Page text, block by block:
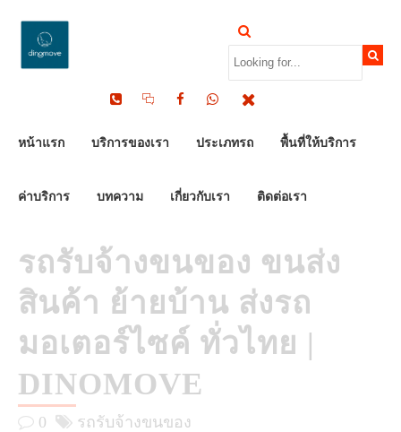
หน้าแรก บริการของเรา ประเภทรถ พื้นที่ให้บริการ
ค่าบริการ บทความ เกี่ยวกับเรา ติดต่อเรา
รถรับจ้างขนของ ขนส่ง
สินค้า ย้ายบ้าน ส่งรถ
มอเตอร์ไซค์ ทั่วไทย |
DINOMOVE
0 รถรับจ้างขนของ